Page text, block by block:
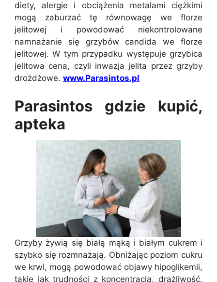
diety, alergie i obciążenia metalami ciężkimi
mogą zaburzać tę równowagę we florze
jelitowej i powodować niekontrolowane
namnażanie się grzybów candida we florze
jelitowej. W tym przypadku występuje grzybica
jelitowa cena, czyli inwazja jelita przez grzyby
drożdżowe. www.Parasintos.pl
Parasintos gdzie kupić,
apteka
Grzyby żywią się białą mąką i białym cukrem i
szybko się rozmnażają. Obniżając poziom cukru
we krwi, mogą powodować objawy hipoglikemii,
takie jak trudności z koncentracją, drażliwość,